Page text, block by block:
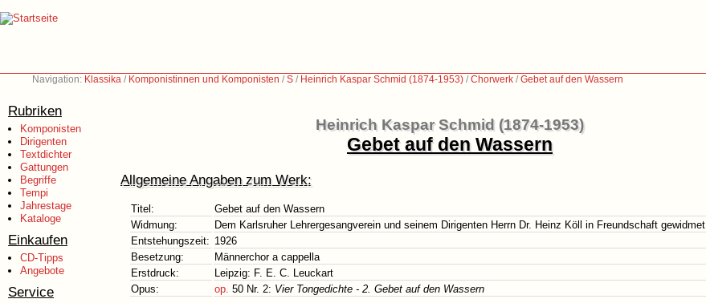
Navigation: Klassika / Komponistinnen und Komponisten /S / Heinrich Kaspar Schmid (1874-1953) /Chorwerk /Gebet auf den Wassern
Rubriken
Komponisten
Dirigenten
Textdichter
Gattungen
Begriffe
Tempi
Jahrestage
Kataloge
Einkaufen
CD-Tipps
Angebote
Service
Heinrich Kaspar Schmid (1874-1953)
Gebet auf den Wassern
Allgemeine Angaben zum Werk:
Titel:
Gebet auf den Wassern
Widmung:
Dem Karlsruher Lehrergesangverein und seinem Dirigenten Herrn Dr. Heinz Köll in Freundschaft gewidmet
Entstehungszeit: 1926
Besetzung:
Männerchor a cappella
Erstdruck:
Leipzig: F. E. C. Leuckart
Opus:
op. 50 Nr. 2: Vier Tongedichte - 2. Gebet auf den Wassern